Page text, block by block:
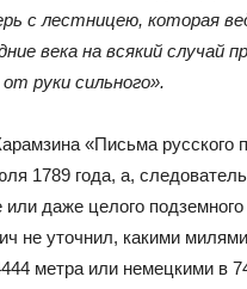
с лестницею, которая
века на всякий случай
руки сильного».
«Письма русского
1789 года, а,
даже целого
не уточнил, какими
метра или немецкими в